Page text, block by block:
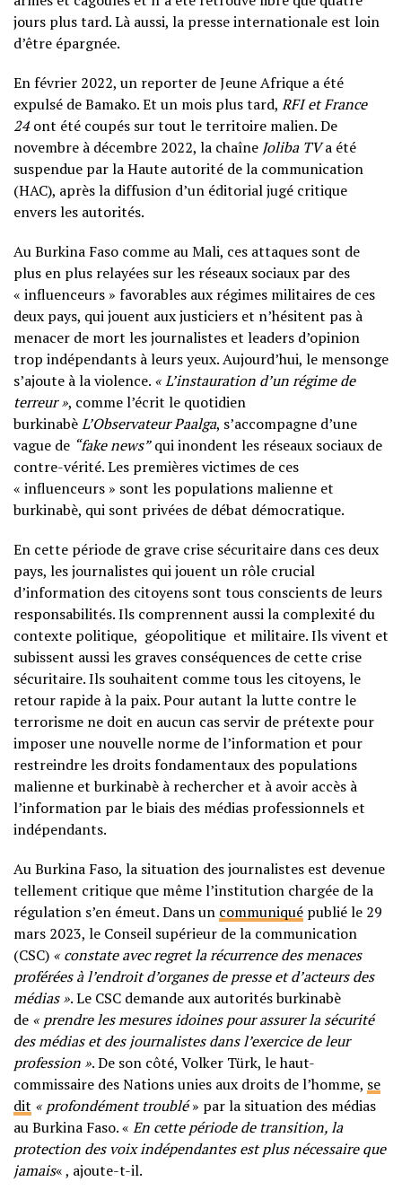
jours plus tard. Là aussi, la presse internationale est loin
d’être épargnée.
En février 2022, un reporter de Jeune Afrique a été
expulsé de Bamako. Et un mois plus tard, RFI et France
24ont été coupés sur tout le territoire malien. De
novembre à décembre 2022, la chaîne Joliba TVa été
suspendue par la Haute autorité de la communication
(HAC), après la diffusion d’un éditorial jugé critique
envers les autorités.
Au Burkina Faso comme au Mali, ces attaques sont de
plus en plus relayées sur les réseaux sociaux par des
« influenceurs » favorables aux régimes militaires de ces
deux pays, qui jouent aux justiciers et n’hésitent pas à
menacer de mort les journalistes et leaders d’opinion
trop indépendants à leurs yeux. Aujourd’hui, le mensonge
s’ajoute à la violence. « L’instauration d’un régime de
terreur », comme l’écrit le quotidien
burkinabèL’Observateur Paalga, s’accompagne d’une
vague de “fake news”qui inondent les réseaux sociaux de
contre-vérité. Les premières victimes de ces
« influenceurs » sont les populations malienne et
burkinabè, qui sont privées de débat démocratique.
En cette période de grave crise sécuritaire dans ces deux
pays, les journalistes qui jouent un rôle crucial
d’information des citoyens sont tous conscients de leurs
responsabilités. Ils comprennent aussi la complexité du
contexte politique, géopolitique et militaire. Ils vivent et
subissent aussi les graves conséquences de cette crise
sécuritaire. Ils souhaitent comme tous les citoyens, le
retour rapide à la paix. Pour autant la lutte contre le
terrorisme ne doit en aucun cas servir de prétexte pour
imposer une nouvelle norme de l’information et pour
restreindre les droits fondamentaux des populations
malienne et burkinabè à rechercher et à avoir accès à
l’information par le biais des médias professionnels et
indépendants.
Au Burkina Faso, la situation des journalistes est devenue
tellement critique que même l’institution chargée de la
régulation s’en émeut. Dans un communiqué publié le 29
mars 2023, le Conseil supérieur de la communication
(CSC) « constate avec regret la récurrence des menaces
proférées à l’endroit d’organes de presse et d’acteurs des
médias ». Le CSC demande aux autorités burkinabè
de « prendre les mesures idoines pour assurer la sécurité
des médias et des journalistes dans l’exercice de leur
profession ». De son côté, Volker Türk, le haut-
commissaire des Nations unies aux droits de l’homme, se
dit « profondément troublé» par la situation des médias
au Burkina Faso. « En cette période de transition, la
protection des voix indépendantes est plus nécessaire que
jamais« , ajoute-t-il.